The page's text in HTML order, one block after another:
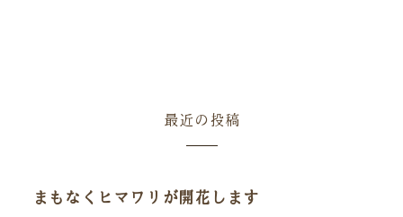
最近の投稿
まもなくヒマワリが開花します